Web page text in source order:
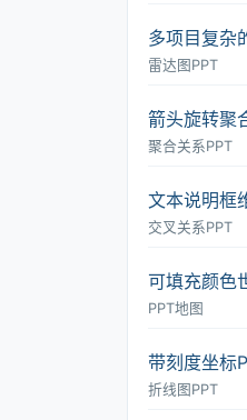
多项目复杂
雷达图PPT
箭头旋转聚
聚合关系PPT
文本说明框
交叉关系PPT
可填充颜色
PPT地图
带刻度坐标
折线图PPT